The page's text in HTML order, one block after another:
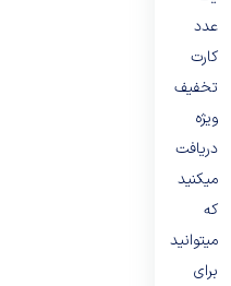
عدد
کارت
تخفیف
ویژه
دریافت
میکنید
که
میتوانید
برای